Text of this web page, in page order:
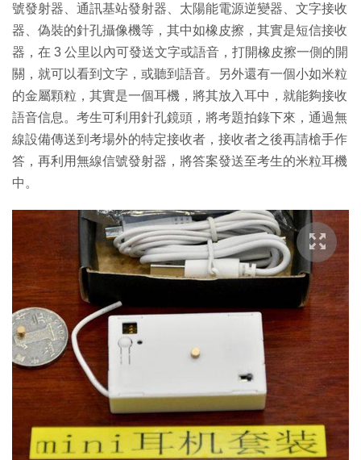
號發射器、通訊基站發射器、太陽能電源逆變器、文字接收
器、偽裝的針孔攝像機等，其中如橡皮擦，其實是短信接收
器，在 3 公里以內可發送文字或語音，打開橡皮擦一側的開
關，就可以看到文字，或聽到語音。另外還有一個小如米粒
的金屬顆粒，其實是一個耳機，將其放入耳中，就能夠接收
語音信息。考生可利用針孔鏡頭，將考題拍錄下來，通過無
線設備傳送到考場外的特定接收者，接收者之後再請槍手作
答，再利用無線信號發射器，將答案發送至考生的米粒耳機
中。